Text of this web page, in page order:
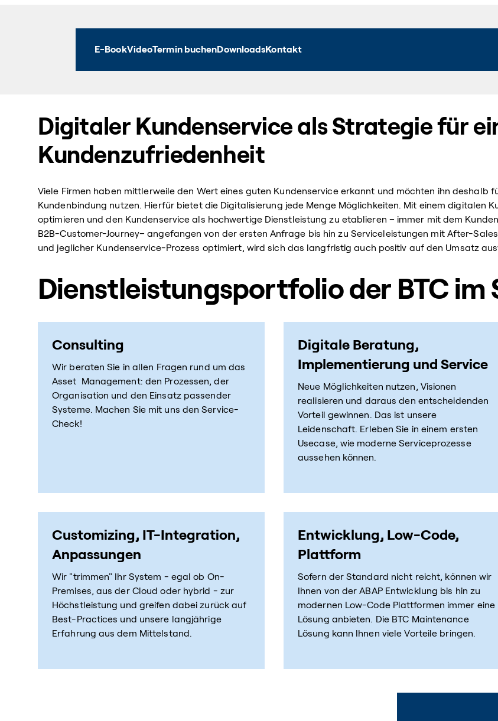
E-BookVideoTermin buchenDownloadsKontakt
Digitaler Kundenservice als Strategie für
Kundenzufriedenheit
Viele Firmen haben mittlerweile den Wert eines guten Kundenservice erkannt und möchten ihn deshalb
Kundenbindung nutzen. Hierfür bietet die Digitalisierung jede Menge Möglichkeiten. Mit einem digitalen
optimieren und den Kundenservice als hochwertige Dienstleistung zu etablieren – immer mit dem
B2B-Customer-Journey– angefangen von der ersten Anfrage bis hin zu Serviceleistungen mit After-
und jeglicher Kundenservice-Prozess optimiert, wird sich das langfristig auch positiv auf den Umsatz
Dienstleistungsportfolio der BTC
Consulting
Wir beraten Sie in allen Fragen rund um das
Asset Management: den Prozessen, der
Organisation und den Einsatz passender
Systeme. Machen Sie mit uns den Service-
Check!
Digitale Beratung,
Implementierung und Service
Neue Möglichkeiten nutzen, Visionen
realisieren und daraus den entscheidenden
Vorteil gewinnen. Das ist unsere
Leidenschaft. Erleben Sie in einem ersten
Usecase, wie moderne Serviceprozesse
aussehen können.
Customizing, IT-Integration,
Anpassungen
Wir "trimmen" Ihr System - egal ob On-
Premises, aus der Cloud oder hybrid - zur
Höchstleistung und greifen dabei zurück auf
Best-Practices und unsere langjährige
Erfahrung aus dem Mittelstand.
Entwicklung, Low-Code,
Plattform
Sofern der Standard nicht reicht, können wir
Ihnen von der ABAP Entwicklung bis hin zu
modernen Low-Code Plattformen immer eine
Lösung anbieten. Die BTC Maintenance
Lösung kann Ihnen viele Vorteile bringen.